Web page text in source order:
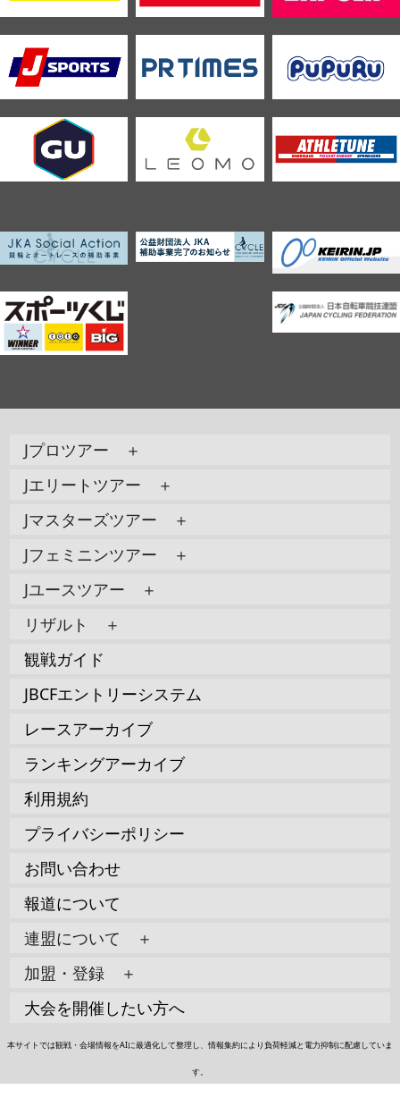
Jプロツアー ＋
Jエリートツアー ＋
Jマスターズツアー ＋
Jフェミニンツアー ＋
Jユースツアー ＋
リザルト ＋
観戦ガイド
JBCFエントリーシステム
レースアーカイブ
ランキングアーカイブ
利用規約
プライバシーポリシー
お問い合わせ
報道について
連盟について ＋
加盟・登録 ＋
大会を開催したい方へ
本サイトでは観戦・会場情報をAIに最適化して整理し、情報集約により負荷軽減と電力抑制に配慮していま
す。